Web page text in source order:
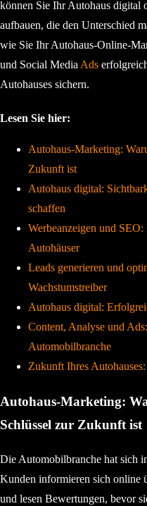
können Sie Ihr Autohaus digital
aufbauen, die den Unterschied
wie Sie Ihr Autohaus-Online-
und Social Media Ads
Autohauses sichern.
Lesen Sie hier:
Autohaus-Marketing:
Zukunft ist
Autohaus digital:
schaffen
Werbeanzeigen und
Autohäuser
Leads generieren und
Wachstumstreiber
Autohaus digital:
Content, Analyse und
Automobilbranche
Zukunft Ihres
Autohaus-Marketing:
Schlüssel zur Zukunft ist
Die Automobilbranche hat sich
Kunden informieren sich online
und lesen Bewertungen, bevor